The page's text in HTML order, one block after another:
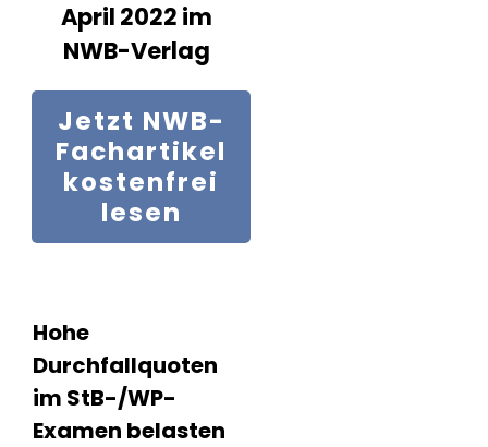
April 2022 im
NWB-Verlag
Jetzt NWB-
Fachartikel
kostenfrei
lesen
Hohe
Durchfallquoten
im StB-/WP-
Examen belasten